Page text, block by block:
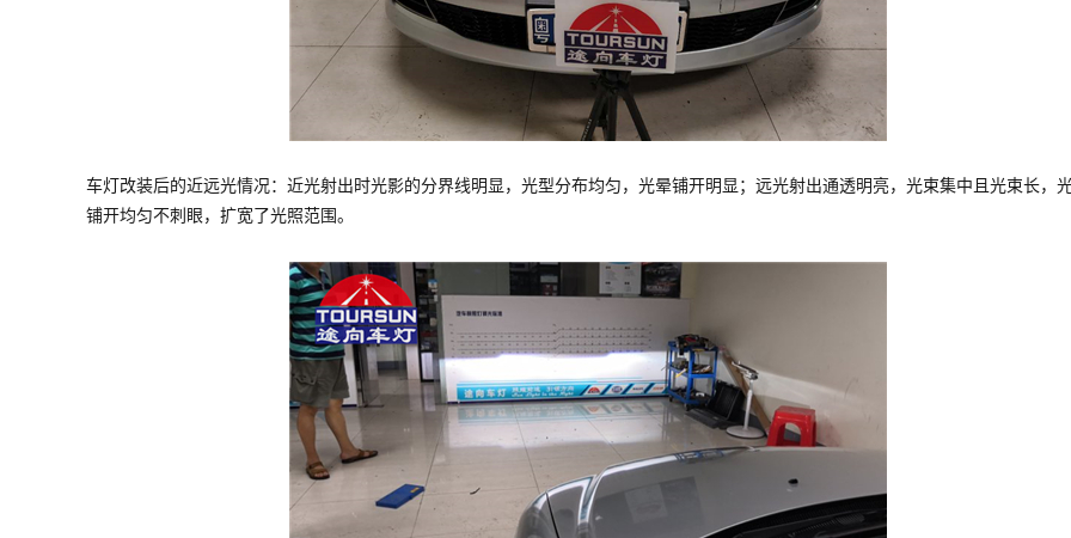
车灯改装后的近远光情况：近光射出时光影的分界线明显，光型分布均匀，光晕铺开明显；远光射出通透明亮，光束集中且光束长，
铺开均匀不刺眼，扩宽了光照范围。